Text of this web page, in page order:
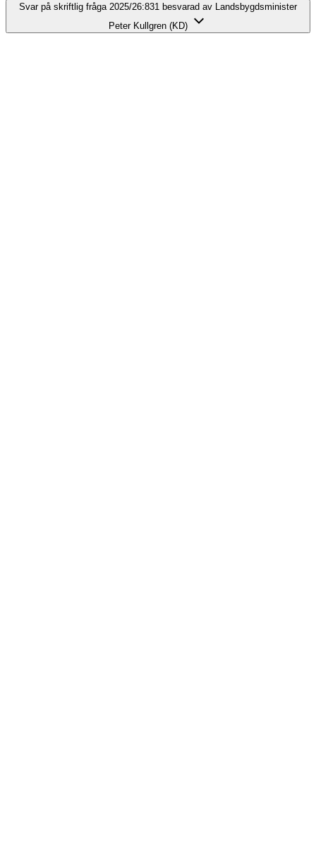
Svar på skriftlig fråga 2025/26:831 besvarad av Landsbygdsminister
Peter Kullgren (KD)